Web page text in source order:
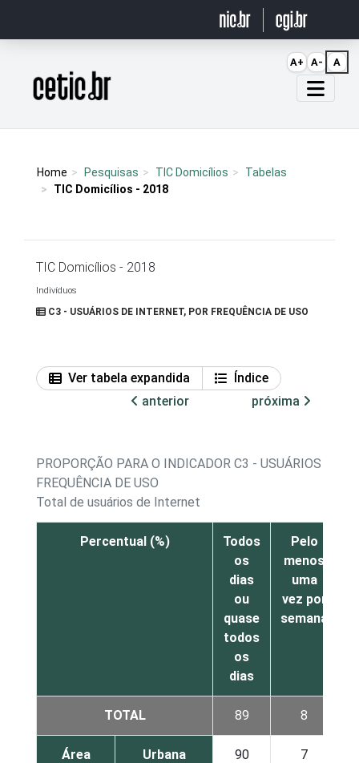
Página inicial
Home Pesquisas TIC Domicílios
Tabelas
TIC Domicílios - 2018
TIC Domicílios - 2018
Indivíduos
C3 - USUÁRIOS DE INTERNET, POR FREQUÊNCIA DE USO
Ver tabela expandida
Índice
anterior
próxima
PROPORÇÃO PARA O INDICADOR C3 - USUÁRIOS DE
FREQUÊNCIA DE USO
Total de usuários de Internet
Percentual (%)
Todos
os
dias
ou
quase
todos
os
dias
Pelo
menos
uma
vez por
semana
TOTAL 89 8
Área Urbana 90 7
A+ A- A